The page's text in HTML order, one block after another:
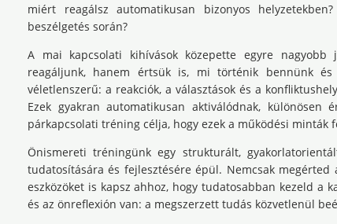
miért reagálsz automatikusan bizonyos
beszélgetés során?
A mai kapcsolati kihívások közepette egyre
reagáljunk, hanem értsük is, mi történik bennünk
véletlenszerű: a reakciók, a választások és a
Ezek gyakran automatikusan aktiválódnak,
párkapcsolati tréning célja, hogy ezek a működési
Önismereti tréningünk egy strukturált,
tudatosítására és fejlesztésére épül. Nemcsak
eszközöket is kapsz ahhoz, hogy tudatosabban kezeld a
és az önreflexión van: a megszerzett tudás közvetlenül